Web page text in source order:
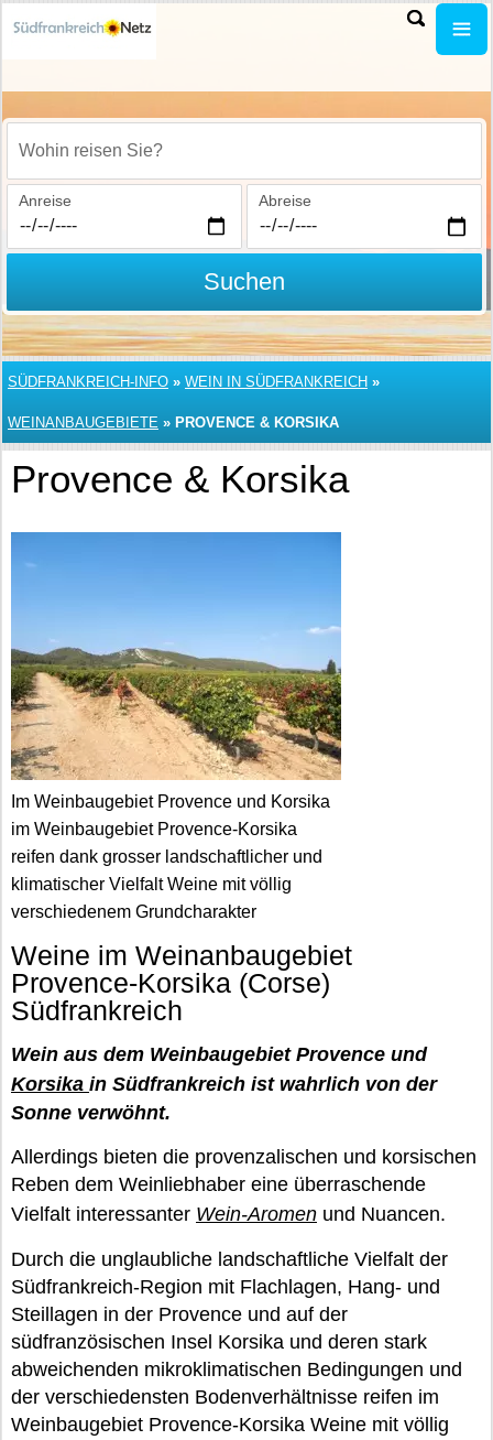
Wohin reisen Sie?
Anreise Abreise
Suchen
SÜDFRANKREICH-INFO » WEIN IN SÜDFRANKREICH »
WEINANBAUGEBIETE » PROVENCE & KORSIKA
Provence & Korsika
Im Weinbaugebiet Provence und Korsika
im Weinbaugebiet Provence-Korsika
reifen dank grosser landschaftlicher und
klimatischer Vielfalt Weine mit völlig
verschiedenem Grundcharakter
Weine im Weinanbaugebiet
Provence-Korsika (Corse)
Südfrankreich
Wein aus dem Weinbaugebiet Provence und
Korsika in Südfrankreich ist wahrlich von der
Sonne verwöhnt.
Allerdings bieten die provenzalischen und korsischen
Reben dem Weinliebhaber eine überraschende
Vielfalt interessanter Wein-Aromen und Nuancen.
Durch die unglaubliche landschaftliche Vielfalt der
Südfrankreich-Region mit Flachlagen, Hang- und
Steillagen in der Provence und auf der
südfranzösischen Insel Korsika und deren stark
abweichenden mikroklimatischen Bedingungen und
der verschiedensten Bodenverhältnisse reifen im
Weinbaugebiet Provence-Korsika Weine mit völlig